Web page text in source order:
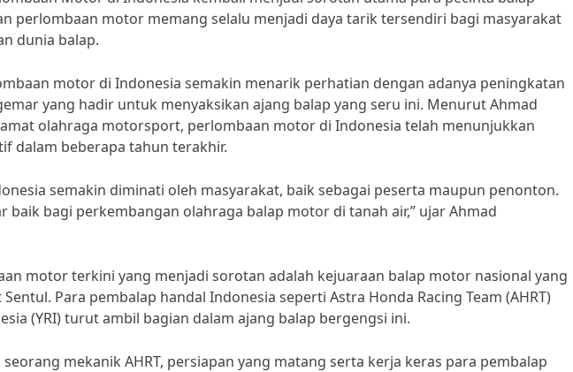
perlombaan motor memang selalu menjadi daya tarik tersendiri bagi masyarakat
dunia balap.
motor di Indonesia semakin menarik perhatian dengan adanya peningkatan
yang hadir untuk menyaksikan ajang balap yang seru ini. Menurut Ahmad
olahraga motorsport, perlombaan motor di Indonesia telah menunjukkan
dalam beberapa tahun terakhir.
semakin diminati oleh masyarakat, baik sebagai peserta maupun penonton.
baik bagi perkembangan olahraga balap motor di tanah air,” ujar Ahmad
motor terkini yang menjadi sorotan adalah kejuaraan balap motor nasional yang
Para pembalap handal Indonesia seperti Astra Honda Racing Team (AHRT)
(YRI) turut ambil bagian dalam ajang balap bergengsi ini.
mekanik AHRT, persiapan yang matang serta kerja keras para pembalap